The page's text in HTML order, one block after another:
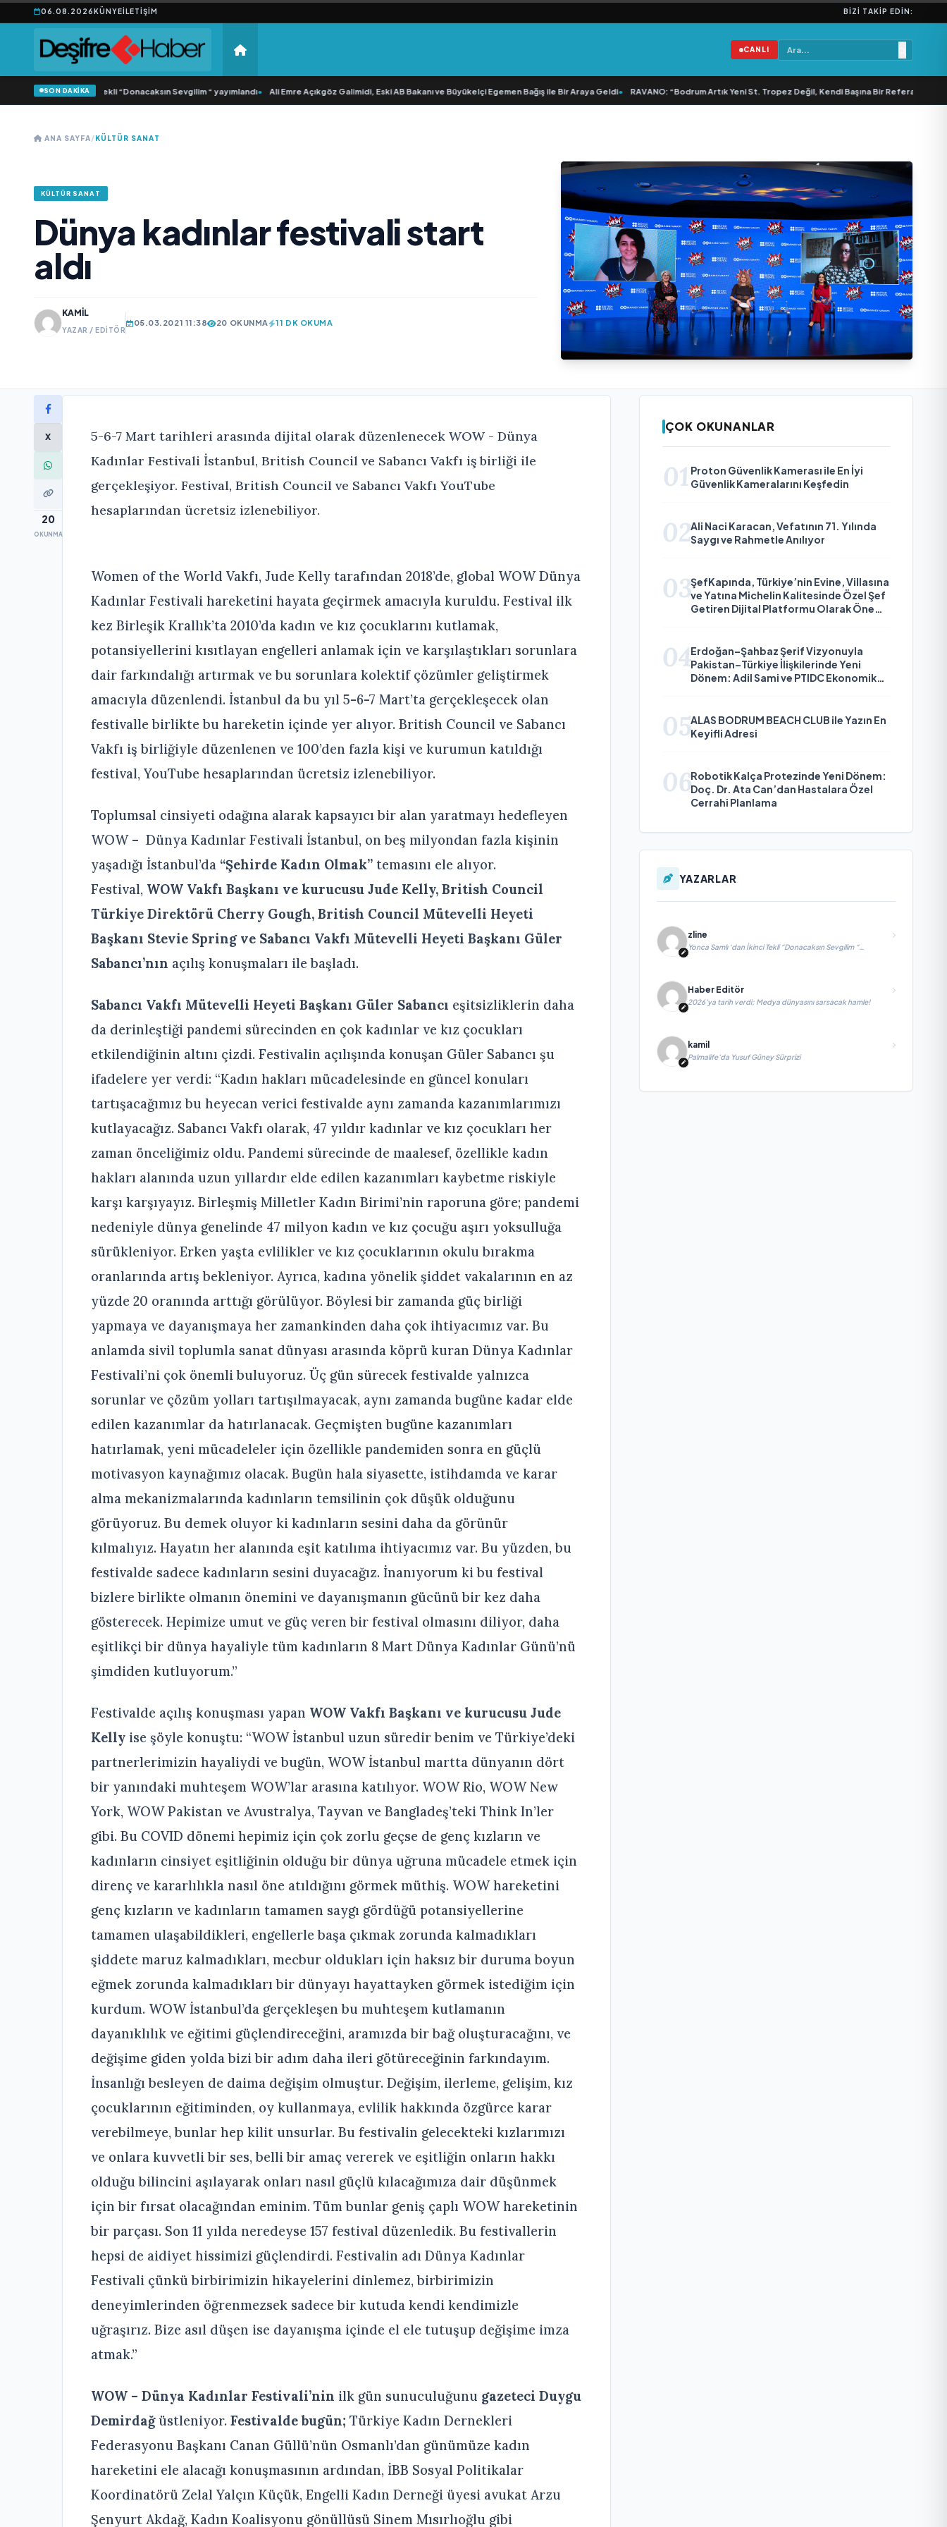
06.08.2026KÜNYEİLETIŞIM BIZI TAKIP EDIN:
CANLI
SON DAKİKA
Samlı ‘dan İkinci Tekli “Donacaksın Sevgilim “ yayımlandı• Ali Emre Açıkgöz Galimidi, Eski AB Bakanı ve Büyükelçi Egemen Bağış ile Bir Araya Geldi• RAVANO: “Bodrum Artık Yeni St. Tropez Değil, Kendi Başına Bir Referans”•
ANA SAYFA/KÜLTÜR SANAT
KÜLTÜR SANAT
Dünya kadınlar festivali start
aldı
KAMIL
YAZAR / EDITÖR
05.03.2021 11:38 20 OKUNMA 11 DK OKUMA
X
20
OKUNMA
5-6-7 Mart tarihleri arasında dijital olarak düzenlenecek WOW - Dünya
Kadınlar Festivali İstanbul, British Council ve Sabancı Vakfı iş birliği ile
gerçekleşiyor. Festival, British Council ve Sabancı Vakfı YouTube
hesaplarından ücretsiz izlenebiliyor.
Women of the World Vakfı, Jude Kelly tarafından 2018’de, global WOW Dünya
Kadınlar Festivali hareketini hayata geçirmek amacıyla kuruldu. Festival ilk
kez Birleşik Krallık’ta 2010’da kadın ve kız çocuklarını kutlamak,
potansiyellerini kısıtlayan engelleri anlamak için ve karşılaştıkları sorunlara
dair farkındalığı artırmak ve bu sorunlara kolektif çözümler geliştirmek
amacıyla düzenlendi. İstanbul da bu yıl 5-6-7 Mart’ta gerçekleşecek olan
festivalle birlikte bu hareketin içinde yer alıyor. British Council ve Sabancı
Vakfı iş birliğiyle düzenlenen ve 100’den fazla kişi ve kurumun katıldığı
festival, YouTube hesaplarından ücretsiz izlenebiliyor.
Toplumsal cinsiyeti odağına alarak kapsayıcı bir alan yaratmayı hedefleyen
WOW – Dünya Kadınlar Festivali İstanbul, on beş milyondan fazla kişinin
yaşadığı İstanbul’da “Şehirde Kadın Olmak” temasını ele alıyor.
Festival, WOW Vakfı Başkanı ve kurucusu Jude Kelly, British Council
Türkiye Direktörü Cherry Gough, British Council Mütevelli Heyeti
Başkanı Stevie Spring ve Sabancı Vakfı Mütevelli Heyeti Başkanı Güler
Sabancı’nın açılış konuşmaları ile başladı.
Sabancı Vakfı Mütevelli Heyeti Başkanı Güler Sabancı eşitsizliklerin daha
da derinleştiği pandemi sürecinden en çok kadınlar ve kız çocukları
etkilendiğinin altını çizdi. Festivalin açılışında konuşan Güler Sabancı şu
ifadelere yer verdi: “Kadın hakları mücadelesinde en güncel konuları
tartışacağımız bu heyecan verici festivalde aynı zamanda kazanımlarımızı
kutlayacağız. Sabancı Vakfı olarak, 47 yıldır kadınlar ve kız çocukları her
zaman önceliğimiz oldu. Pandemi sürecinde de maalesef, özellikle kadın
hakları alanında uzun yıllardır elde edilen kazanımları kaybetme riskiyle
karşı karşıyayız. Birleşmiş Milletler Kadın Birimi’nin raporuna göre; pandemi
nedeniyle dünya genelinde 47 milyon kadın ve kız çocuğu aşırı yoksulluğa
sürükleniyor. Erken yaşta evlilikler ve kız çocuklarının okulu bırakma
oranlarında artış bekleniyor. Ayrıca, kadına yönelik şiddet vakalarının en az
yüzde 20 oranında arttığı görülüyor. Böylesi bir zamanda güç birliği
yapmaya ve dayanışmaya her zamankinden daha çok ihtiyacımız var. Bu
anlamda sivil toplumla sanat dünyası arasında köprü kuran Dünya Kadınlar
Festivali’ni çok önemli buluyoruz. Üç gün sürecek festivalde yalnızca
sorunlar ve çözüm yolları tartışılmayacak, aynı zamanda bugüne kadar elde
edilen kazanımlar da hatırlanacak. Geçmişten bugüne kazanımları
hatırlamak, yeni mücadeleler için özellikle pandemiden sonra en güçlü
motivasyon kaynağımız olacak. Bugün hala siyasette, istihdamda ve karar
alma mekanizmalarında kadınların temsilinin çok düşük olduğunu
görüyoruz. Bu demek oluyor ki kadınların sesini daha da görünür
kılmalıyız. Hayatın her alanında eşit katılıma ihtiyacımız var. Bu yüzden, bu
festivalde sadece kadınların sesini duyacağız. İnanıyorum ki bu festival
bizlere birlikte olmanın önemini ve dayanışmanın gücünü bir kez daha
gösterecek. Hepimize umut ve güç veren bir festival olmasını diliyor, daha
eşitlikçi bir dünya hayaliyle tüm kadınların 8 Mart Dünya Kadınlar Günü’nü
şimdiden kutluyorum.”
Festivalde açılış konuşması yapan WOW Vakfı Başkanı ve kurucusu Jude
Kelly ise şöyle konuştu: “WOW İstanbul uzun süredir benim ve Türkiye’deki
partnerlerimizin hayaliydi ve bugün, WOW İstanbul martta dünyanın dört
bir yanındaki muhteşem WOW’lar arasına katılıyor. WOW Rio, WOW New
York, WOW Pakistan ve Avustralya, Tayvan ve Bangladeş’teki Think In’ler
gibi. Bu COVID dönemi hepimiz için çok zorlu geçse de genç kızların ve
kadınların cinsiyet eşitliğinin olduğu bir dünya uğruna mücadele etmek için
direnç ve kararlılıkla nasıl öne atıldığını görmek müthiş. WOW hareketini
genç kızların ve kadınların tamamen saygı gördüğü potansiyellerine
tamamen ulaşabildikleri, engellerle başa çıkmak zorunda kalmadıkları
şiddete maruz kalmadıkları, mecbur oldukları için haksız bir duruma boyun
eğmek zorunda kalmadıkları bir dünyayı hayattayken görmek istediğim için
kurdum. WOW İstanbul’da gerçekleşen bu muhteşem kutlamanın
dayanıklılık ve eğitimi güçlendireceğini, aramızda bir bağ oluşturacağını, ve
değişime giden yolda bizi bir adım daha ileri götüreceğinin farkındayım.
İnsanlığı besleyen de daima değişim olmuştur. Değişim, ilerleme, gelişim, kız
çocuklarının eğitiminden, oy kullanmaya, evlilik hakkında özgürce karar
verebilmeye, bunlar hep kilit unsurlar. Bu festivalin gelecekteki kızlarımızı
ve onlara kuvvetli bir ses, belli bir amaç vererek ve eşitliğin onların hakkı
olduğu bilincini aşılayarak onları nasıl güçlü kılacağımıza dair düşünmek
için bir fırsat olacağından eminim. Tüm bunlar geniş çaplı WOW hareketinin
bir parçası. Son 11 yılda neredeyse 157 festival düzenledik. Bu festivallerin
hepsi de aidiyet hissimizi güçlendirdi. Festivalin adı Dünya Kadınlar
Festivali çünkü birbirimizin hikayelerini dinlemez, birbirimizin
deneyimlerinden öğrenmezsek sadece bir kutuda kendi kendimizle
uğraşırız. Bize asıl düşen ise dayanışma içinde el ele tutuşup değişime imza
atmak.”
WOW – Dünya Kadınlar Festivali’nin ilk gün sunuculuğunu gazeteci Duygu
Demirdağüstleniyor. Festivalde bugün; Türkiye Kadın Dernekleri
Federasyonu Başkanı Canan Güllü’nün Osmanlı’dan günümüze kadın
hareketini ele alacağı konuşmasının ardından, İBB Sosyal Politikalar
Koordinatörü Zelal Yalçın Küçük, Engelli Kadın Derneği üyesi avukat Arzu
Şenyurt Akdağ, Kadın Koalisyonu gönüllüsü Sinem Mısırlıoğlu gibi
ÇOK OKUNANLAR
01 Proton Güvenlik Kamerası ile En İyi
Güvenlik Kameralarını Keşfedin
02Ali Naci Karacan, Vefatının 71. Yılında
Saygı ve Rahmetle Anılıyor
03ŞefKapında, Türkiye’nin Evine, Villasına
ve Yatına Michelin Kalitesinde Özel Şef
Getiren Dijital Platformu Olarak Öne
04Erdoğan–Şahbaz Şerif Vizyonuyla
Pakistan–Türkiye İlişkilerinde Yeni
Dönem: Adil Sami ve PTIDC Ekonomik
05ALAS BODRUM BEACH CLUB ile Yazın En
Keyifli Adresi
06Robotik Kalça Protezinde Yeni Dönem:
Doç. Dr. Ata Can’dan Hastalara Özel
Cerrahi Planlama
YAZARLAR
zline
Yonca Samlı ‘dan İkinci Tekli “Donacaksın Sevgilim “
yayımlandı
Haber Editör
2026’ya tarih verdi; Medya dünyasını sarsacak hamle!
kamil
Palmalife’da Yusuf Güney Sürprizi